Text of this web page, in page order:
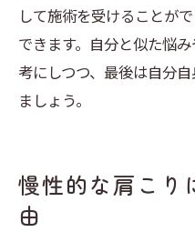
して施術を受けることが
できます。自分と似た悩
考にしつつ、最後は自分
ましょう。
慢性的な肩こり
由